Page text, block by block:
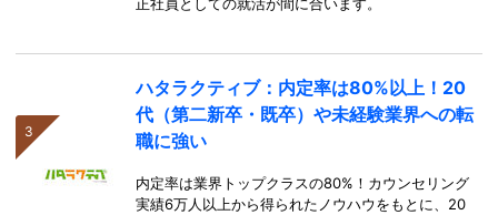
正社員としての就活が間に合います。
ハタラクティブ：内定率は80%以上！20
代（第二新卒・既卒）や未経験業界への転
職に強い
内定率は業界トップクラスの80%！カウンセリング
実績6万人以上から得られたノウハウをもとに、20